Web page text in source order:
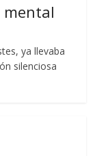
ya llevaba
silenciosa